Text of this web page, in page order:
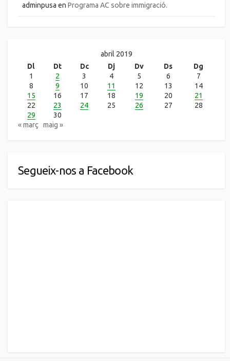
adminpusa en Programa AC sobre immigració.
abril 2019
Dl
Dt Dc Dj Dv Ds
Dg
1
2 3 4 5 6
7
8
9 10 11 12 13
14
15
16 17 18 19 20
21
22
23 24 25 26 27
28
29
30
« març maig »
Segueix-nos a Facebook